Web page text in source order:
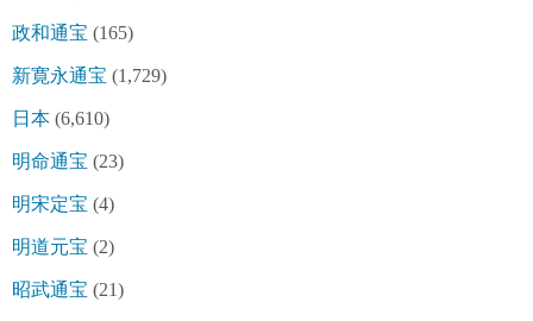
政和通宝 (165)
新寛永通宝 (1,729)
日本 (6,610)
明命通宝 (23)
明宋定宝 (4)
明道元宝 (2)
昭武通宝 (21)